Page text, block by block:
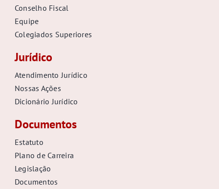
Conselho Fiscal
Equipe
Colegiados Superiores
Jurídico
Atendimento Jurídico
Nossas Ações
Dicionário Jurídico
Documentos
Estatuto
Plano de Carreira
Legislação
Documentos